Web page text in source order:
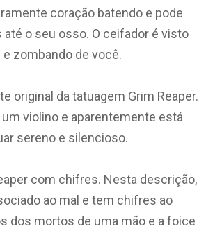
coração batendo e pode
até o seu osso. O ceifador é visto
zombando de você.
original da tatuagem Grim Reaper.
violino e aparentemente está
sereno e silencioso.
com chifres. Nesta descrição,
ao mal e tem chifres ao
dos mortos de uma mão e a foice